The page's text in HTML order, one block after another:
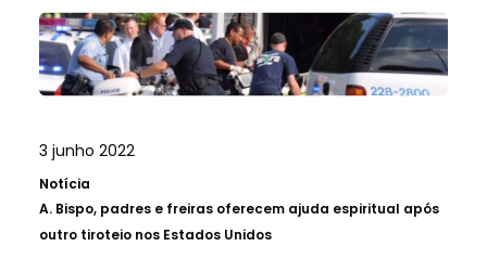
3 junho 2022
Notícia
A. Bispo, padres e freiras oferecem ajuda espiritual após
outro tiroteio nos Estados Unidos